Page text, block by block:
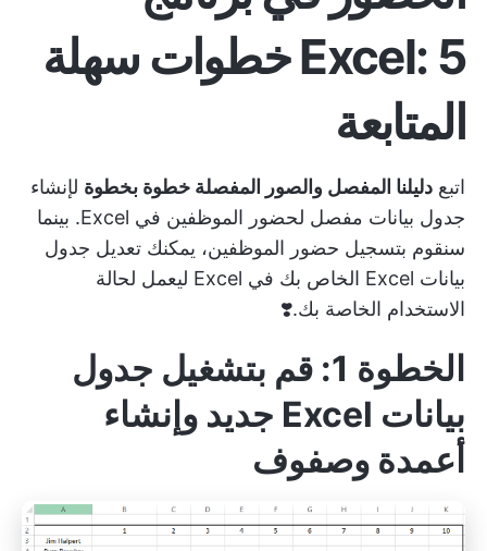
Excel: 5 خطوات سهلة
المتابعة
اتبع دليلنا المفصل والصور المفصلة خطوة بخطوة لإنشاء
جدول بيانات مفصل لحضور الموظفين في Excel. بينما
سنقوم بتسجيل حضور الموظفين، يمكنك تعديل جدول
بيانات Excel الخاص بك في Excel ليعمل لحالة
الاستخدام الخاصة بك.❣️
الخطوة 1: قم بتشغيل جدول
بيانات Excel جديد وإنشاء
أعمدة وصفوف